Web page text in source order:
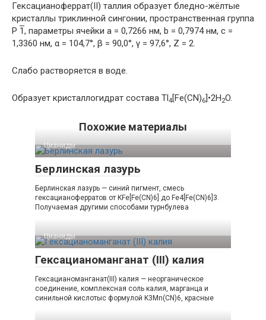
Гексацианоферрат(II) таллия образует бледно-жёлтые
кристаллы триклинной сингонии, пространственная группа
P 1, параметры ячейки a = 0,7266 нм, b = 0,7974 нм, c =
1,3360 нм, α = 104,7°, β = 90,0°, γ = 97,6°, Z = 2.
Слабо растворяется в воде.
Образует кристаллогидрат состава Tl 4[Fe(CN)6 ]•2H 2O.
Похожие материалы
Цианиды‎
Берлинская лазурь
Берлинская лазурь — синий пигмент, смесь
гексацианоферратов от KFe[Fe(CN)6] до Fe4[Fe(CN)6]3.
Получаемая другими способами турнбулева
Цианиды‎
Гексацианоманганат (III) калия
Гексацианоманганат(III) калия — неорганическое
соединение, комплексная соль калия, марганца и
синильной кислотыс формулой K3Mn(CN)6, красные